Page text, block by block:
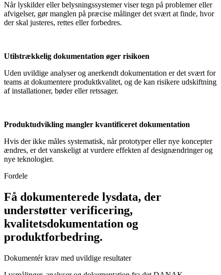
Når lyskilder eller belysningssystemer viser tegn på problemer eller
afvigelser, gør manglen på præcise målinger det svært at finde, hvor
der skal justeres, rettes eller forbedres.
Utilstrækkelig dokumentation øger risikoen
Uden uvildige analyser og anerkendt dokumentation er det svært for
teams at dokumentere produktkvalitet, og de kan risikere udskiftning
af installationer, bøder eller retssager.
Produktudvikling mangler kvantificeret dokumentation
Hvis der ikke måles systematisk, når prototyper eller nye koncepter
ændres, er det vanskeligt at vurdere effekten af designændringer og
nye teknologier.
Fordele
Få dokumenterede lysdata, der
understøtter verificering,
kvalitetsdokumentation og
produktforbedring.
Dokumentér krav med uvildige resultater